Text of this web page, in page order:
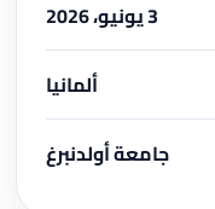
3 يونيو، 2026
ألمانيا
جامعة أولدنبرغ